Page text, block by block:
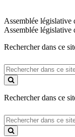
Assemblée législative
Assemblée législative
Rechercher dans ce
Rechercher
dans
ce
Rechercher dans ce
Rechercher
dans
ce